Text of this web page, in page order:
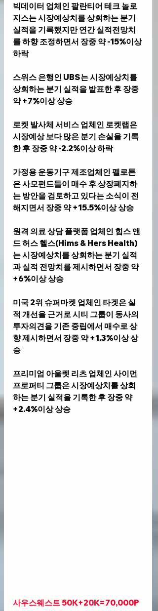
빅데이터 업체인 팔란티어 테크 놀로
지스는 시장예상치를 상회하는 분기
실적을 기록했지만 연간 실적전망치
를 하향 조정하면서 장중 약 -15%이상
하락
스위스 은행인 UBS는 시장예상치를
상회하는 분기 실적을 발표한 후 장중
약 +7%이상 상승
로켓 발사체 서비스 업체인 로켓랩은
시장예상 보다 많은 분기 손실을 기록
한 후 장중 약 -2.2%이상 하락
가정용 운동기구 제조업체인 펠로톤
은 사모펀드들이 매수 후 상장폐지하
는 방안을 검토하고 있다는 소식이 전
해지면서 장중 약 +15.5%이상 상승
원격 의료 상담 플랫폼 업체인 힘스 앤
드 허스 헬스(Hims & Hers Health)
는 시장예상치를 상회하는 분기 실적
과 실적 전망치를 제시하면서 장중 약
+6%이상 상승
미국 2위 슈퍼마켓 업체인 타겟은 실
적 개선을 근거로 시티 그룹이 동사의
투자의견을 기존 중립에서 매수로 상
향 제시하면서 장중 약 +1.3%이상 상
승
프리미엄 아울렛 리츠 업체인 사이먼
프로퍼티 그룹은 시장예상치를 상회
하는 분기 실적을 기록한 후 장중 약
+2.4%이상 상승
사우스웨스트 50K+20K=70,000P